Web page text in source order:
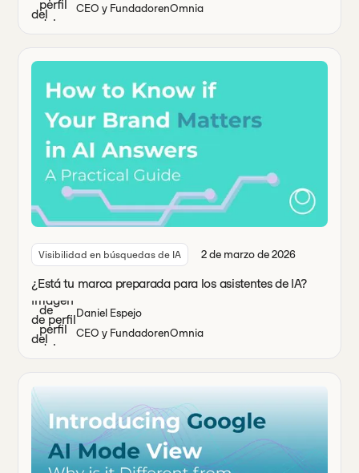
CEO y FundadorenOmnia
Visibilidad en búsquedas de IA 2 de marzo de 2026
¿Está tu marca preparada para los asistentes de IA?
Daniel Espejo
CEO y FundadorenOmnia